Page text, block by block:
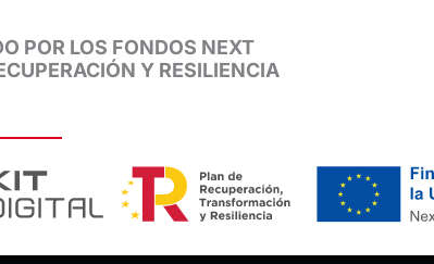
POR LOS FONDOS NEXT
Y RESILIENCIA